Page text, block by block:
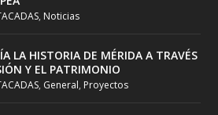
, Noticias
LA HISTORIA DE MÉRIDA A TRAVÉS
Y EL PATRIMONIO
, General, Proyectos